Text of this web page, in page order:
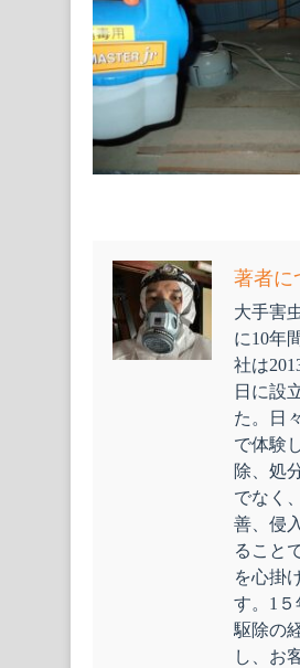
著者に
大手害
に10年
社は
日に設
た。日
で体験
除、処
でなく
善、侵
ること
を心掛
す。1５
駆除の
し、お